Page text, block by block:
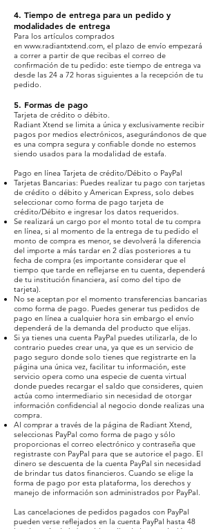
4. Tiempo de entrega para un pedido y
modalidades de entrega
Para los artículos comprados
en www.radiantxtend.com, el plazo de envío empezará
a correr a partir de que recibas el correo de
confirmación de tu pedido: este tiempo de entrega va
desde las 24 a 72 horas siguientes a la recepción de tu
pedido.
5. Formas de pago
Tarjeta de crédito o débito.
Radiant Xtend se limita a única y exclusivamente recibir
pagos por medios electrónicos, asegurándonos de que
es una compra segura y confiable donde no estemos
siendo usados para la modalidad de estafa.
Pago en línea Tarjeta de crédito/Débito o PayPal
Tarjetas Bancarias: Puedes realizar tu pago con tarjetas
de crédito o débito y American Express, solo debes
seleccionar como forma de pago tarjeta de
crédito/Débito e ingresar los datos requeridos.
Se realizará un cargo por el monto total de tu compra
en línea, si al momento de la entrega de tu pedido el
monto de compra es menor, se devolverá la diferencia
del importe a más tardar en 2 días posteriores a tu
fecha de compra (es importante considerar que el
tiempo que tarde en reflejarse en tu cuenta, dependerá
de tu institución financiera, así como del tipo de
tarjeta).
No se aceptan por el momento transferencias bancarias
como forma de pago. Puedes generar tus pedidos de
pago en línea a cualquier hora sin embargo el envío
dependerá de la demanda del producto que elijas.
Si ya tienes una cuenta PayPal puedes utilizarla, de lo
contrario puedes crear una, ya que es un servicio de
pago seguro donde solo tienes que registrarte en la
página una única vez, facilitar tu información, este
servicio opera como una especie de cuenta virtual
donde puedes recargar el saldo que consideres, quien
actúa como intermediario sin necesidad de otorgar
información confidencial al negocio donde realizas una
compra.
Al comprar a través de la página de Radiant Xtend,
seleccionas PayPal como forma de pago y sólo
proporcionas el correo electrónico y contraseña que
registraste con PayPal para que se autorice el pago. El
dinero se descuenta de la cuenta PayPal sin necesidad
de brindar tus datos financieros. Cuando se elige la
forma de pago por esta plataforma, los derechos y
manejo de información son administrados por PayPal.
Las cancelaciones de pedidos pagados con PayPal
pueden verse reflejados en la cuenta PayPal hasta 48